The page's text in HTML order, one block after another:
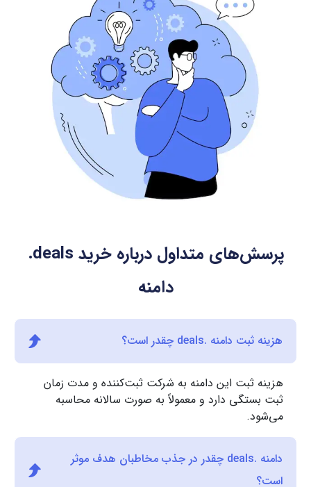
.deals
دامنه
هزینه ثبت دامنه .deals چقدر است؟
هزینه ثبت این دامنه به شرکت ثبت‌کننده و مدت زمان
ثبت بستگی دارد و معمولاً به صورت سالانه محاسبه
می‌شود.
دامنه .deals چقدر در جذب مخاطبان هدف موثر
است؟